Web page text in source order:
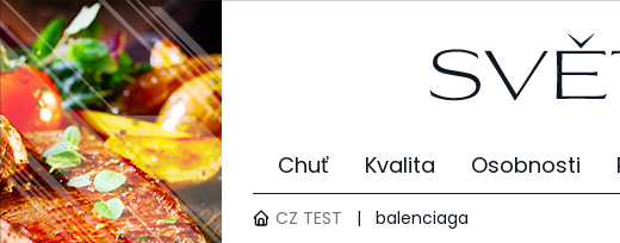
Chuť Kvalita Osobnosti
CZ TEST | balenciaga